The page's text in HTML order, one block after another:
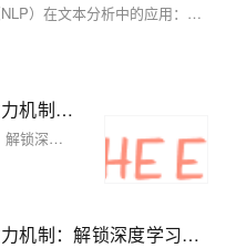
【10月更文挑战第9天】自然语言处理（NLP）在文本分析中的应用：从「被动收集」到「主动分析」
【NLP自然语言处理】探索注意力机制：解锁深度学习的语言理解新篇章（下）
【NLP自然语言处理】探索注意力机制：解锁深度学习的语言理解新篇章（下）
【NLP自然语言处理】探索注意力机制：解锁深度学习的语言理解新篇章（上）